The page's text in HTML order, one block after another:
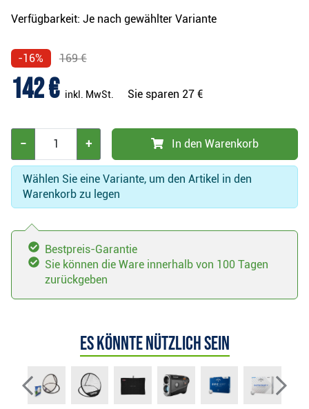
Verfügbarkeit: Je nach gewählter Variante
-16% 169 €
142 € inkl. MwSt. Sie sparen 27 €
− + In den Warenkorb
Wählen Sie eine Variante, um den Artikel in den
Warenkorb zu legen
Bestpreis-Garantie
Sie können die Ware innerhalb von 100 Tagen
zurückgeben
Es könnte nützlich sein